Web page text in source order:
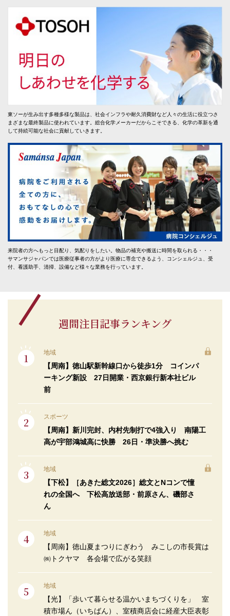
東ソーが生み出す多種多様な製品は、社会インフラや耐久消費財など人々の生活に役立つさ
まざまな最終製品に使われています。総合化学メーカーだからこそできる、化学の革新を通
して持続可能な社会に貢献していきます。
来院者の方へもっと目配り、気配りをしたい。物品の補充や搬送に時間を取られる・・・
サマンサジャパンでは医療従事者の方がより医療に専念できるよう、コンシェルジュ、受
付、看護助手、清掃、設備など様々な業務を行っています。
週間注目記事ランキング
地域
【周南】徳山駅新幹線口から徒歩1分 コインパ
ーキング新設 27日開業・西京銀行新本社ビル
前
スポーツ
【周南】新川完封、内村先制打で4強入り 南陽工
高が宇部鴻城高に快勝 26日・準決勝へ挑む
地域
【下松】［あきた総文2026］総文とNコンで憧
れの全国へ 下松高放送部・前原さん、磯部さ
ん
地域
【周南】徳山夏まつりにぎわう みこしの市長賞は
㈱トクヤマ 各会場で広がる笑顔
地域
【光】「歩いて暮らせる温かいまちづくりを」 室
積市場ん（いちばん）、室積商店会に経産大臣表彰